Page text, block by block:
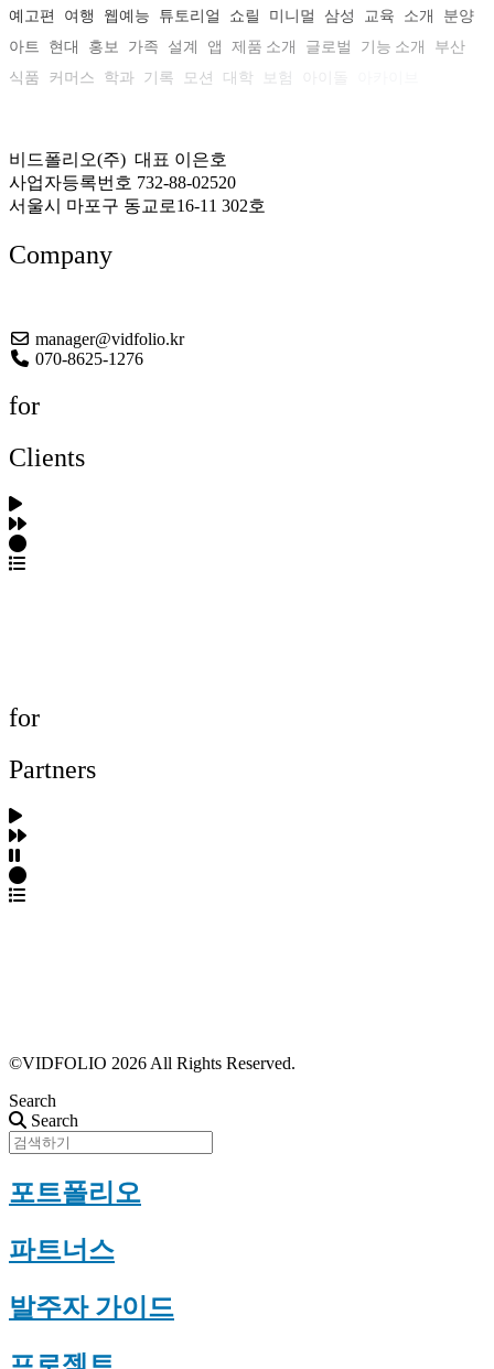
예고편
여행 웹예능 튜토리얼 쇼릴 미니멀 삼성 교육 소개
분양
아트
현대 홍보 가족 설계 앱 제품 소개 글로벌 기능 소개
부산
식품
커머스 학과 기록 모션 대학 보험
비드폴리오(주) 대표 이은호
사업자등록번호 732-88-02520
서울시 마포구 동교로16-11 302호
Company
manager@vidfolio.kr
070-8625-1276
for
Clients
for
Partners
©VIDFOLIO 2026 All Rights Reserved.
Search
Search
포트폴리오
파트너스
발주자 가이드